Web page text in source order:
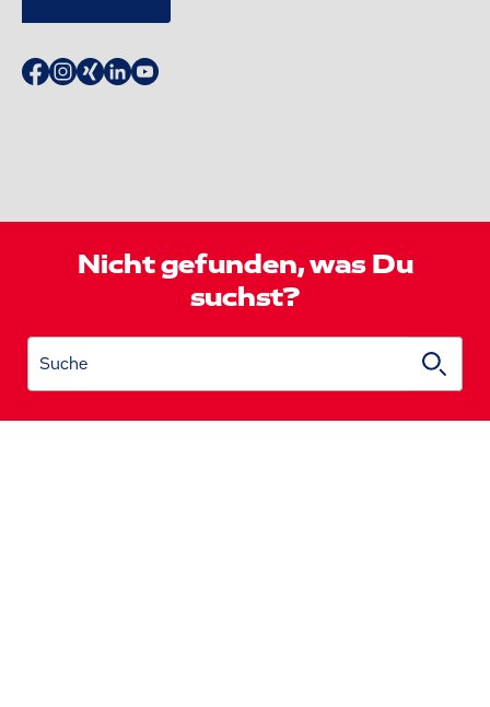
Nicht gefunden, was Du
suchst?
Suche